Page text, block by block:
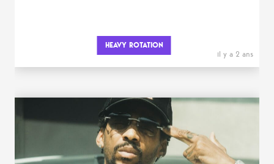
HEAVY ROTATION
il y a 2 ans